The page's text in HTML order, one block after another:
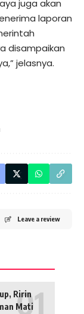
juga akan
laporan
disampaikan
jelasnya.
Leave a review
Ririn
Mati